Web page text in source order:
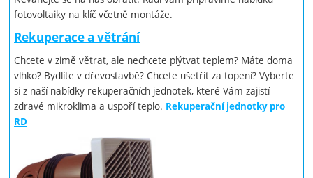
fotovoltaiky na klíč včetně montáže.
Rekuperace a větrání
Chcete v zimě větrat, ale nechcete plýtvat teplem? Máte doma
vlhko? Bydlíte v dřevostavbě? Chcete ušetřit za topení? Vyberte
si z naší nabídky rekuperačních jednotek, které Vám zajistí
zdravé mikroklima a uspoří teplo. Rekuperační jednotky pro
RD